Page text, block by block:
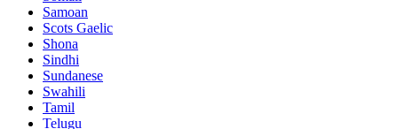
Samoan
Scots Gaelic
Shona
Sindhi
Sundanese
Swahili
Tamil
Telugu